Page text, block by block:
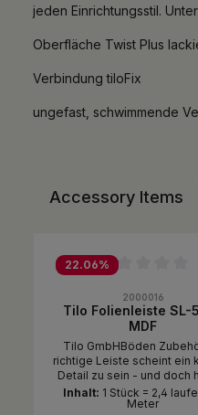
jeden Einrichtungsstil.
Oberfläche Twist Plus
Verbindung tiloFix
ungefast, schwimmende
Accessory Items
22.06%
2000016
Tilo Folienleiste SL-
MDF
Tilo GmbHBöden
richtige Leiste scheint ein
Detail zu sein - und doch
großen Einfluss auf die
Ihrer Räume. Mit den
Inhalt: 1 Stück = 2,4
Meter